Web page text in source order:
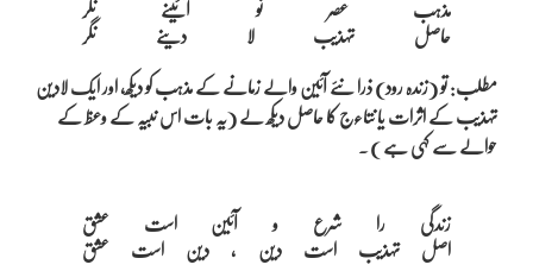
مطلب: تو (زندہ رود) ذرا نئے آئین والے زمانے کے مذہب کو دیکھ، اور ایک لادین
تہذیب کے اثرات یا نتاءج کا حاصل دیکھ لے (یہ بات اس نبیہ کے وعظ کے
حوالے سے کہی ہے ) ۔
زندگی را شرع و آئین است عشق